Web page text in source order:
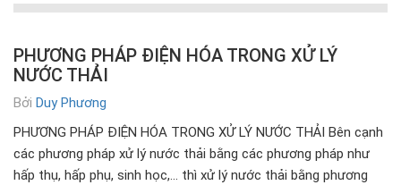
PHƯƠNG PHÁP ĐIỆN HÓA TRONG XỬ LÝ
NƯỚC THẢI
Bởi Duy Phương
PHƯƠNG PHÁP ĐIỆN HÓA TRONG XỬ LÝ NƯỚC THẢI Bên cạnh
các phương pháp xử lý nước thải bằng các phương pháp như
hấp thụ, hấp phụ, sinh học,… thì xử lý nước thải bằng phương